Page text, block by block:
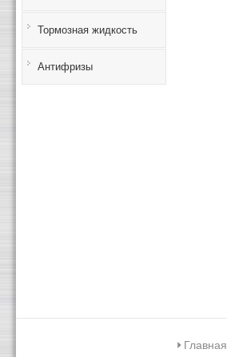
Тормозная жидкость
Антифризы
Главная